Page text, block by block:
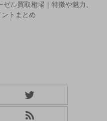
ゼル買取相場｜特徴や魅力、
トまとめ